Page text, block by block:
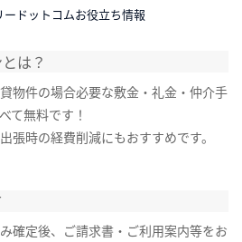
ドットコムお役立ち情報
は？
物件の場合必要な敷金・礼金・仲介手
て無料です！
張時の経費削減にもおすすめです。
確定後、ご請求書・ご利用案内等をお